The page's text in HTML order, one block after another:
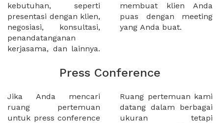
kebutuhan, seperti
presentasi dengan klien,
negosiasi, konsultasi,
penandatanganan
kerjasama, dan lainnya.
membuat klien Anda
puas dengan meeting
yang Anda buat.
Press Conference
Jika Anda mencari
ruang pertemuan
untuk press conference
Ruang pertemuan kami
datang dalam berbagai
ukuran tetapi